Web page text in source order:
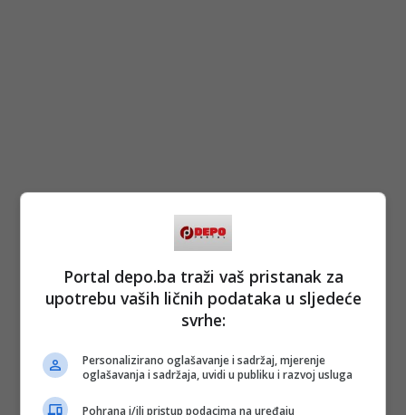
Portal depo.ba traži vaš pristanak za
upotrebu vaših ličnih podataka u sljedeće
svrhe:
Personalizirano oglašavanje i sadržaj, mjerenje
oglašavanja i sadržaja, uvidi u publiku i razvoj usluga
Pohrana i/ili pristup podacima na uređaju